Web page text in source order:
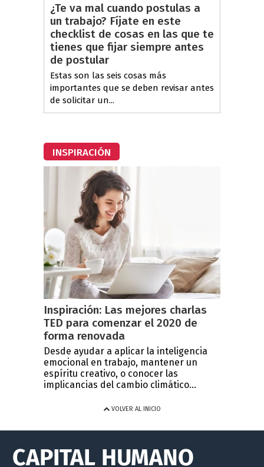
¿Te va mal cuando postulas a
un trabajo? Fíjate en este
checklist de cosas en las que te
tienes que fijar siempre antes
de postular
Estas son las seis cosas más
importantes que se deben revisar antes
de solicitar un...
INSPIRACIÓN
Inspiración: Las mejores charlas
TED para comenzar el 2020 de
forma renovada
Desde ayudar a aplicar la inteligencia
emocional en trabajo, mantener un
espíritu creativo, o conocer las
implicancias del cambio climático...
VOLVER AL INICIO